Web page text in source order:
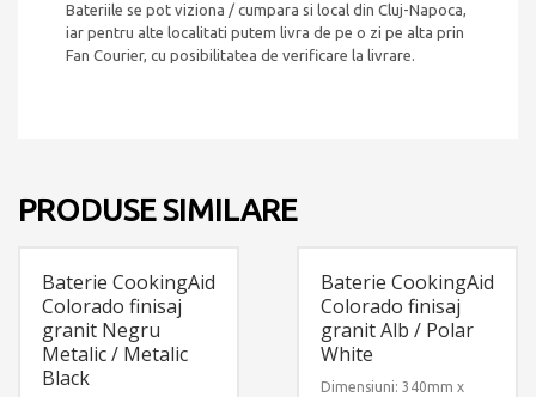
Bateriile se pot viziona / cumpara si local din Cluj-Napoca,
iar pentru alte localitati putem livra de pe o zi pe alta prin
Fan Courier, cu posibilitatea de verificare la livrare.
PRODUSE SIMILARE
Baterie CookingAid
Colorado finisaj
granit Negru
Metalic / Metalic
Black
Baterie CookingAid
Colorado finisaj
granit Alb / Polar
White
Dimensiuni: 340mm x